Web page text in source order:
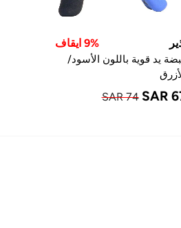
9% ايقاف
يد قوية باللون الأسود/
SAR 74 SAR